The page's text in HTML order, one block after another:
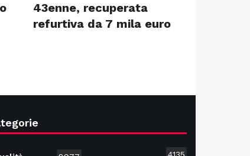
43enne, recuperata
refurtiva da 7 mila euro